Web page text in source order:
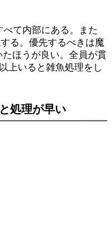
て内部にある。また
る。優先するべきは魔
ほうが良い。全員が貫
上いると雑魚処理をし
処理が早い